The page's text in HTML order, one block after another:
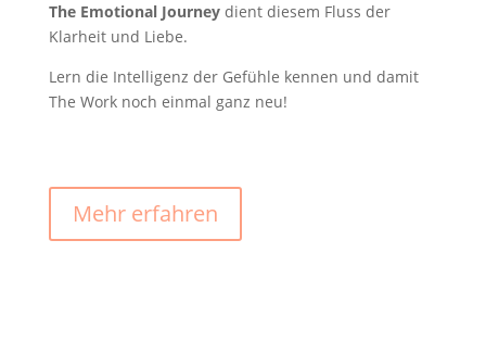
The Emotional Journeydient diesem Fluss der
Klarheit und Liebe.
Lern die Intelligenz der Gefühle kennen und damit
The Work noch einmal ganz neu!
Mehr erfahren